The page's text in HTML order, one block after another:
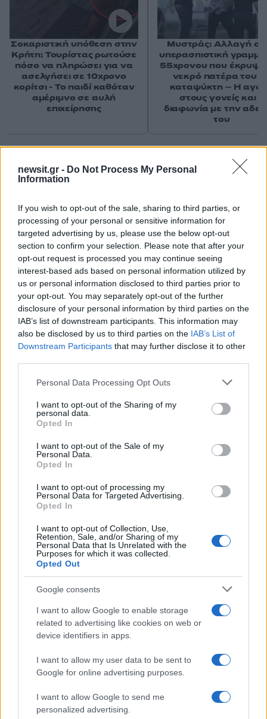
newsit.gr - Do Not Process My Personal
Information
If you wish to opt-out of the sale, sharing to third parties, or
processing of your personal or sensitive information for
targeted advertising by us, please use the below opt-out
section to confirm your selection. Please note that after your
opt-out request is processed you may continue seeing
interest-based ads based on personal information utilized by
us or personal information disclosed to third parties prior to
your opt-out. You may separately opt-out of the further
disclosure of your personal information by third parties on the
IAB’s list of downstream participants. This information may
also be disclosed by us to third parties on the IAB’s List of
Downstream Participants that may further disclose it to other
Please note that this website/app uses one or more Google
not limited to your visit or usage behaviour. You may click to
grant or deny consent to Google and its third-party tags to
use your data for below specified purposes in below Google
consent section.
Personal Data Processing Opt Outs
I want to opt-out of the Sharing of my
personal data.
Opted In
I want to opt-out of the Sale of my
Personal Data.
Opted In
I want to opt-out of processing my
Personal Data for Targeted Advertising.
Opted In
I want to opt-out of Collection, Use,
Retention, Sale, and/or Sharing of my
Personal Data that Is Unrelated with the
Purposes for which it was collected.
Opted Out
Google consents
I want to allow Google to enable storage
related to advertising like cookies on web or
device identifiers in apps.
I want to allow my user data to be sent to
Google for online advertising purposes.
I want to allow Google to send me
personalized advertising.
Σχόλια
Σχολίασε εδώ
50 /50
2000 /2000
Όροι Χρήσης. Το site προστατεύεται από reCAPTCHA, ισχύουν
ΙΑΣΩΝ ΦΩΤΗΛΑΣ
Share:
Ακολουθήστε το Νewsit.gr στοGoogle News
ενημερωθείτε πρώτοι για όλη την ειδησεογραφία και τα
τελευταία νέα
Σοκαριστική υπόθεση στην
Κρήτη: Τουρίστας ρωτούσε
πόσο να πληρώσει για να
ασελγήσει σε 10χρονο
κορίτσι - Το παιδί καθόταν
αμέριμνο σε αυλή
επιχείρησης
Μυστράς: Αλλαγή
υπερασπιστική
55χρονου που έκρυψε
νεκρό πατέρα του
καταψύκτη – Η
στους γονείς και η
διαφωνία με την
του
Πιο δημοφιλή
Αριστοτέλης Δαμίγος: Στο Αποτεφρωτήριο
Ριτσώνας το «ύστατο χαίρε» στον Έλληνα
σύνδεσμο του ελικοπτέρου που έπεσε στην
Ψάθα
Σέρρες: Βίντεο ντοκουμέντο από το
τροχαίο με νεκρούς μητέρα και γιο – Ο
οδηγός του φορτηγού κατέγραψε τη
Έρχεται τριήμερο με 40άρια και ισχυρά